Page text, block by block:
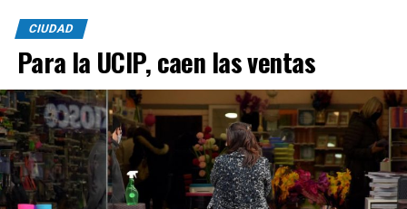
CIUDAD
Para la UCIP, caen las ventas